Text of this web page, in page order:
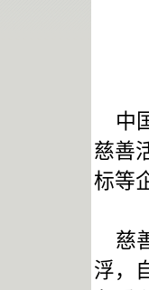
中
慈善
标等
慈
浮，